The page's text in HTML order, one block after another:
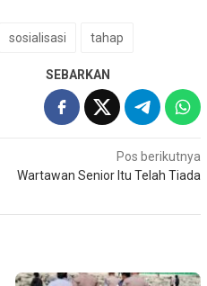
sosialisasi tahap
SEBARKAN
Pos berikutnya
Wartawan Senior Itu Telah Tiada